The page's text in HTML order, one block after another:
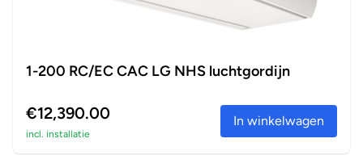
1-200 RC/EC CAC LG NHS luchtgordijn
€12,390.00
incl. installatie
In winkelwagen